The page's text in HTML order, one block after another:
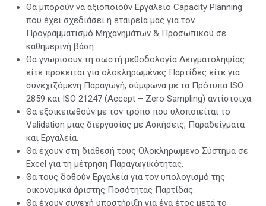
Θα μπορούν να αξιοποιούν Εργαλείο Capacity Planning
που έχει σχεδιάσει η εταιρεία μας για τον
Προγραμματισμό Μηχανημάτων & Προσωπικού σε
καθημερινή βάση.
Θα γνωρίσουν τη σωστή μεθοδολογία Δειγματοληψίας
είτε πρόκειται για ολοκληρωμένες Παρτίδες είτε για
συνεχιζόμενη Παραγωγή, σύμφωνα με τα Πρότυπα ISO
2859 και ISO 21247 (Accept – Zero Sampling) αντίστοιχα.
Θα εξοικειωθούν με τον τρόπο που υλοποιείται το
Validation μιας διεργασίας με Ασκήσεις, Παραδείγματα
και Εργαλεία.
Θα έχουν στη διάθεσή τους Ολοκληρωμένο Σύστημα σε
Excel για τη μέτρηση Παραγωγικότητας.
Θα τους δοθούν Εργαλεία για τον υπολογισμό της
οικονομικά άριστης Ποσότητας Παρτίδας.
Θα έχουν συνεχή υποστήριξη για ένα έτος μετά το